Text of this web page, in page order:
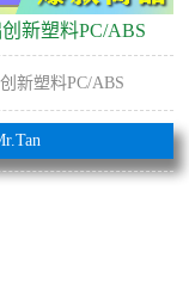
新塑料PC/ABS
新塑料PC/ABS